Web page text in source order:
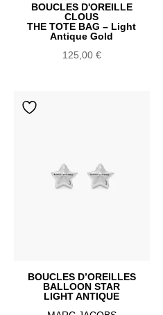
BOUCLES D'OREILLE
CLOUS
THE TOTE BAG – Light
Antique Gold
125,00 €
BOUCLES D’OREILLES
BALLOON STAR
LIGHT ANTIQUE